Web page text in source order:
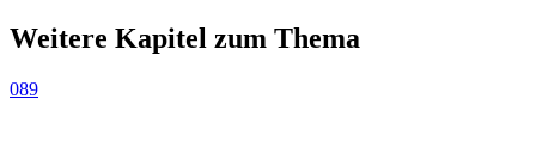
Weitere Kapitel zum Thema
089